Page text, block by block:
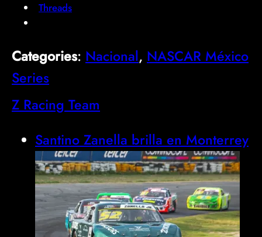
Threads
Categories: Nacional, NASCAR México
Series
Z Racing Team
Santino Zanella brilla en Monterrey